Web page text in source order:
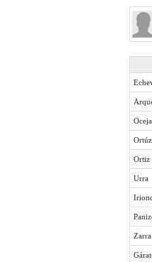
Oceja
Ortiz
Urra
Zarra